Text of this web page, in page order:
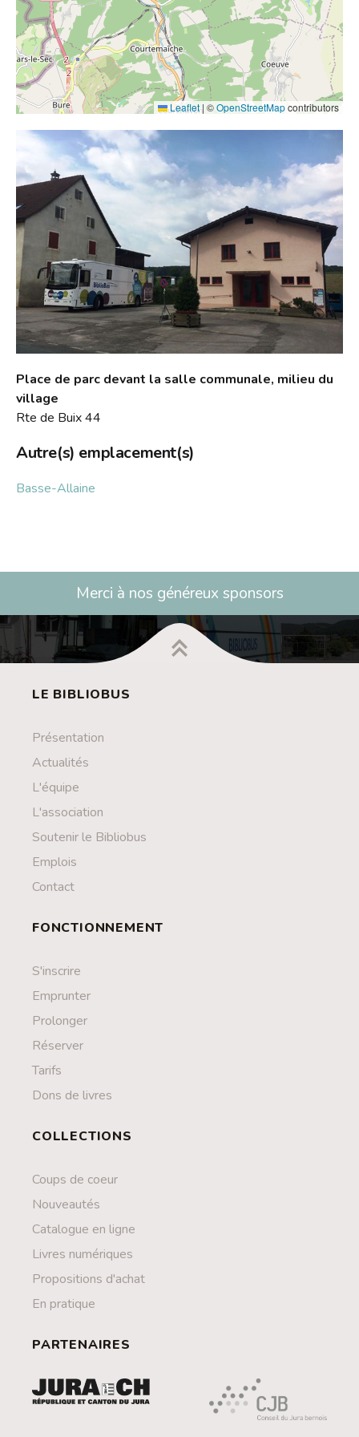
Contact
Liens
Leaflet| ©OpenStreetMapcontributors
Place de parc devant la salle communale, milieu du
village
Rte de Buix 44
Autre(s) emplacement(s)
Basse-Allaine
Merci à nos généreux sponsors
LE BIBLIOBUS
Présentation
Actualités
L'équipe
L'association
Soutenir le Bibliobus
Emplois
Contact
FONCTIONNEMENT
S'inscrire
Emprunter
Prolonger
Réserver
Tarifs
Dons de livres
COLLECTIONS
Coups de coeur
Nouveautés
Catalogue en ligne
Livres numériques
Propositions d'achat
En pratique
PARTENAIRES